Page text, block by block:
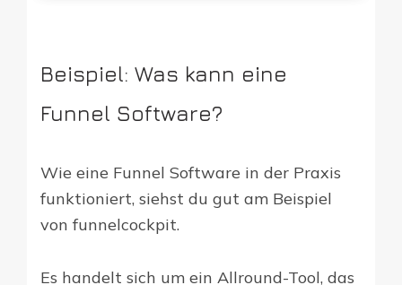
Beispiel: Was kann eine
Funnel Software?
Wie eine Funnel Software in der Praxis
funktioniert, siehst du gut am Beispiel
von funnelcockpit.
Es handelt sich um ein Allround-Tool, das